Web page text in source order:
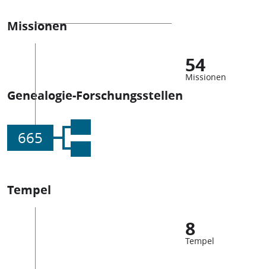
Missionen
54
Missionen
Genealogie-Forschungsstellen
665
Tempel
8
Tempel